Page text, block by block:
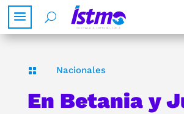
 Nacionales
En Betania y